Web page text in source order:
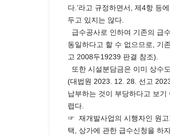
다.’라고 규정하면서, 제4항 등
두고 있지는 않다.
급수공사로 인하여 기존의 급
동일하다고 할 수 없으므로, 기
고 2008두19239 판결 참조).
또한 시설분담금은 이미 상수
(대법원 2023. 12. 28. 선고
납부하는 것이 부당하다고 보
렵다.
☞ 재개발사업의 시행자인 원고
택, 상가에 관한 급수신청을 하